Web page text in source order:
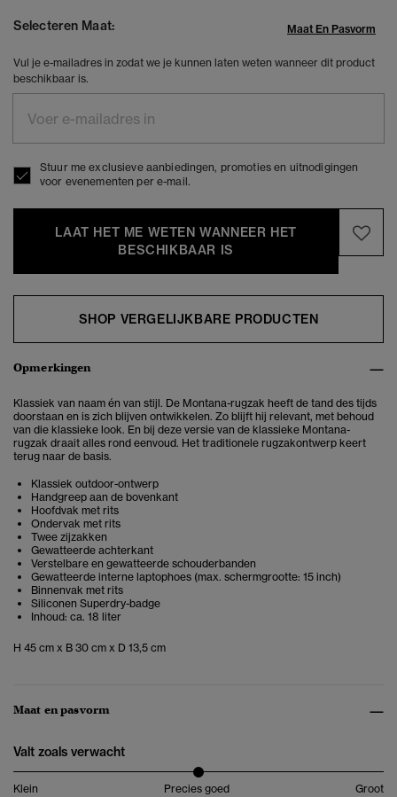
Selecteren Maat: Maat En Pasvorm
Vul je e-mailadres in zodat we je kunnen laten weten wanneer dit product
beschikbaar is.
Stuur me exclusieve aanbiedingen, promoties en uitnodigingen
voor evenementen per e-mail.
LAAT HET ME WETEN WANNEER HET
BESCHIKBAAR IS
SHOP VERGELIJKBARE PRODUCTEN
Opmerkingen
Klassiek van naam én van stijl. De Montana-rugzak heeft de tand des tijds
doorstaan en is zich blijven ontwikkelen. Zo blijft hij relevant, met behoud
van die klassieke look. En bij deze versie van de klassieke Montana-
rugzak draait alles rond eenvoud. Het traditionele rugzakontwerp keert
terug naar de basis.
Klassiek outdoor-ontwerp
Handgreep aan de bovenkant
Hoofdvak met rits
Ondervak met rits
Twee zijzakken
Gewatteerde achterkant
Verstelbare en gewatteerde schouderbanden
Gewatteerde interne laptophoes (max. schermgrootte: 15 inch)
Binnenvak met rits
Siliconen Superdry-badge
Inhoud: ca. 18 liter
H 45 cm x B 30 cm x D 13,5 cm
Maat en pasvorm
Valt zoals verwacht
Klein Precies goed Groot